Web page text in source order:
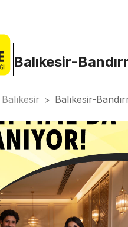
Balıkesir-
Balıkesir > Balıkesir-